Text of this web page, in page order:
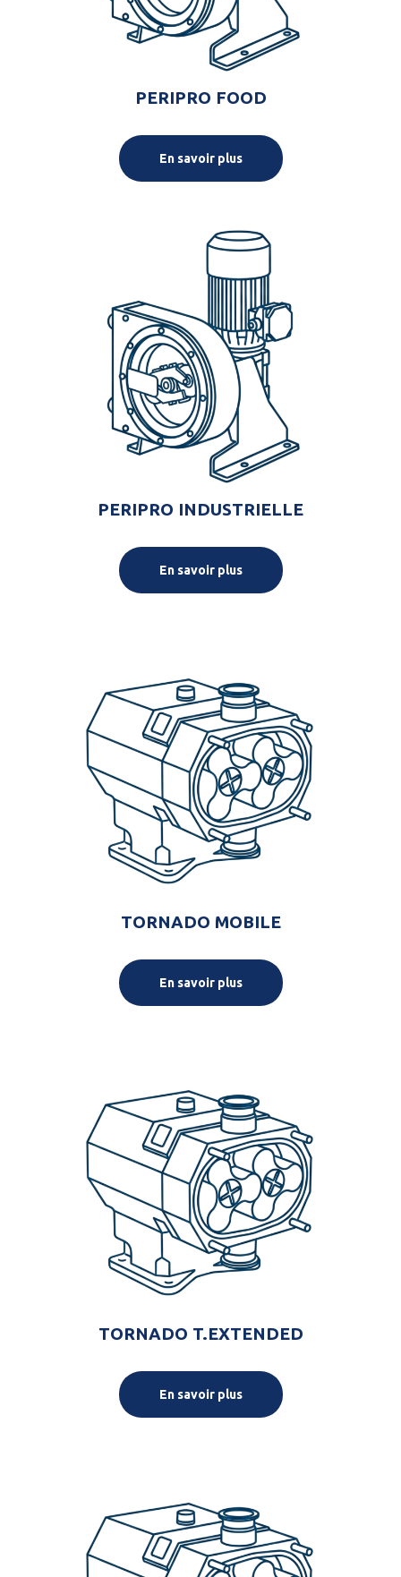
PERIPRO FOOD
En savoir plus
PERIPRO INDUSTRIELLE
En savoir plus
TORNADO MOBILE
En savoir plus
TORNADO T.EXTENDED
En savoir plus